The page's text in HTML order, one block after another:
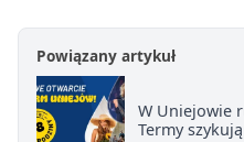
Powiązany artykuł
W Uniejowie
Termy